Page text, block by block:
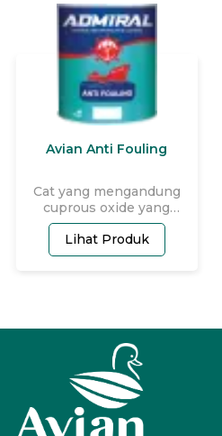
Avian Anti Fouling
Cat yang mengandung
cuprous oxide yang
berfungsi untuk
mencegah menempelnya
beberapa biota laut
tercelup air . Avia anti
fouling ini effektif untuk
kapal - kapal yang tinggal
sebentar di pelabuhan
Lihat Produk